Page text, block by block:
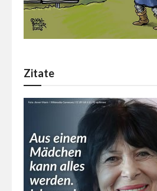
Zitate